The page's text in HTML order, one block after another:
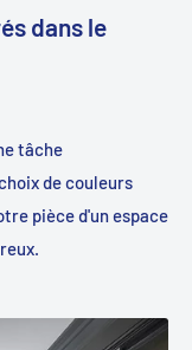
dans le
tâche
de couleurs
pièce d'un espace